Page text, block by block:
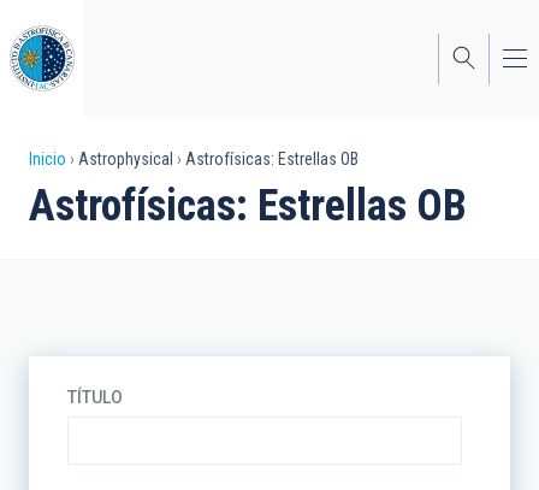
al
contenido
principal
Sobrescribir
enlaces
navegación
Inicio Astrophysical Astrofísicas: Estrellas OB
Astrofísicas: Estrellas OB
TÍTULO